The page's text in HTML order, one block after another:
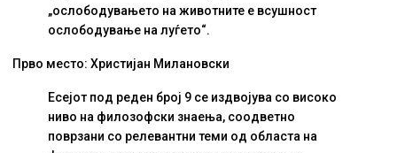
„ослободувањето на животните е всушност
ослободување на луѓето“.
Прво место: Христијан Милановски
Есејот под реден број 9 се издвојува со високо
ниво на филозофски знаења, соодветно
поврзани со релевантни теми од областа на